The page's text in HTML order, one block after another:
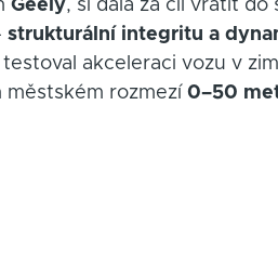
Geely, si dala za cíl vrátit
strukturální integritu a
akceleraci vozu v
městském rozmezí0–50